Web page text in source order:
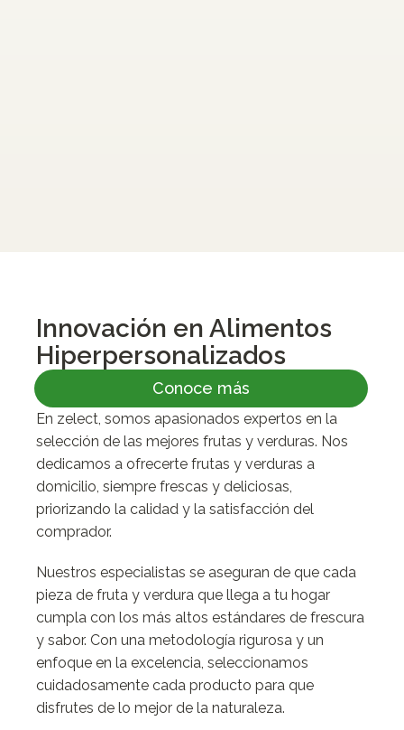
Innovación en Alimentos
Hiperpersonalizados
Conoce más
En zelect, somos apasionados expertos en la
selección de las mejores frutas y verduras. Nos
dedicamos a ofrecerte frutas y verduras a
domicilio, siempre frescas y deliciosas,
priorizando la calidad y la satisfacción del
comprador.
Nuestros especialistas se aseguran de que cada
pieza de fruta y verdura que llega a tu hogar
cumpla con los más altos estándares de frescura
y sabor. Con una metodología rigurosa y un
enfoque en la excelencia, seleccionamos
cuidadosamente cada producto para que
disfrutes de lo mejor de la naturaleza.